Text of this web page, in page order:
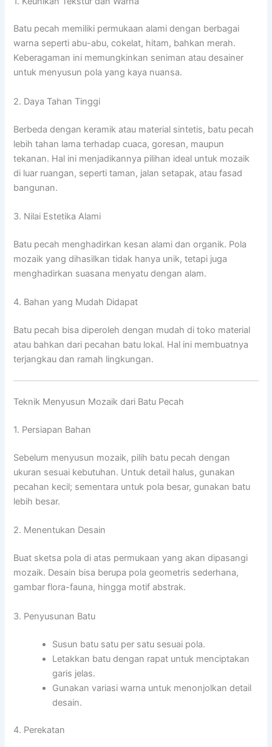
Batu pecah memiliki permukaan alami dengan berbagai
warna seperti abu-abu, cokelat, hitam, bahkan merah.
Keberagaman ini memungkinkan seniman atau desainer
untuk menyusun pola yang kaya nuansa.
2. Daya Tahan Tinggi
Berbeda dengan keramik atau material sintetis, batu pecah
lebih tahan lama terhadap cuaca, goresan, maupun
tekanan. Hal ini menjadikannya pilihan ideal untuk mozaik
di luar ruangan, seperti taman, jalan setapak, atau fasad
bangunan.
3. Nilai Estetika Alami
Batu pecah menghadirkan kesan alami dan organik. Pola
mozaik yang dihasilkan tidak hanya unik, tetapi juga
menghadirkan suasana menyatu dengan alam.
4. Bahan yang Mudah Didapat
Batu pecah bisa diperoleh dengan mudah di toko material
atau bahkan dari pecahan batu lokal. Hal ini membuatnya
terjangkau dan ramah lingkungan.
Teknik Menyusun Mozaik dari Batu Pecah
1. Persiapan Bahan
Sebelum menyusun mozaik, pilih batu pecah dengan
ukuran sesuai kebutuhan. Untuk detail halus, gunakan
pecahan kecil; sementara untuk pola besar, gunakan batu
lebih besar.
2. Menentukan Desain
Buat sketsa pola di atas permukaan yang akan dipasangi
mozaik. Desain bisa berupa pola geometris sederhana,
gambar flora-fauna, hingga motif abstrak.
3. Penyusunan Batu
Susun batu satu per satu sesuai pola.
Letakkan batu dengan rapat untuk menciptakan
garis jelas.
Gunakan variasi warna untuk menonjolkan detail
desain.
4. Perekatan